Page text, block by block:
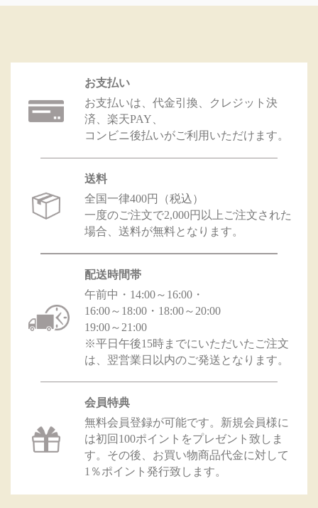
お支払い
お支払いは、代金引換、クレジット決
済、楽天PAY、
コンビニ後払いがご利用いただけます。
送料
全国一律400円（税込）
一度のご注文で2,000円以上ご注文された
場合、送料が無料となります。
配送時間帯
午前中・14:00～16:00・
16:00～18:00・18:00～20:00
19:00～21:00
※平日午後15時までにいただいたご注文
は、翌営業日以内のご発送となります。
会員特典
無料会員登録が可能です。新規会員様に
は初回100ポイントをプレゼント致しま
す。その後、お買い物商品代金に対して
1％ポイント発行致します。